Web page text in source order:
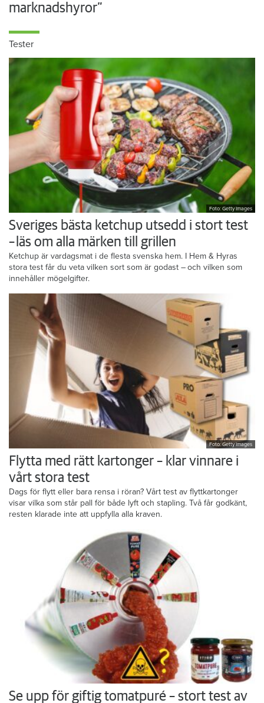
marknadshyror”
Tester
Foto: Getty Images
Sveriges bästa ketchup utsedd i stort test
– läs om alla märken till grillen
Ketchup är vardagsmat i de flesta svenska hem. I Hem & Hyras
stora test får du veta vilken sort som är godast – och vilken som
innehåller mögelgifter.
Foto: Getty Images
Flytta med rätt kartonger – klar vinnare i
vårt stora test
Dags för flytt eller bara rensa i röran? Vårt test av flyttkartonger
visar vilka som står pall för både lyft och stapling. Två får godkänt,
resten klarade inte att uppfylla alla kraven.
Se upp för giftig tomatpuré – stort test av